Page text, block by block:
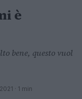
è
bene, questo vuol
· 1 min